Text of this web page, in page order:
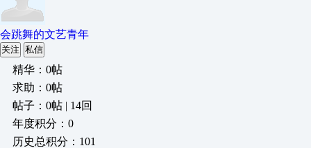
会跳舞的文艺青年
关注 私信
精华：0帖
求助：0帖
帖子：0帖 | 14回
年度积分：0
历史总积分：101